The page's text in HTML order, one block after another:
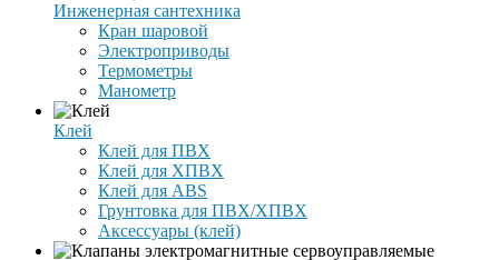
Инженерная сантехника
Кран шаровой
Электроприводы
Термометры
Манометр
Клей
Клей для ПВХ
Клей для ХПВХ
Клей для ABS
Грунтовка для ПВХ/ХПВХ
Аксессуары (клей)